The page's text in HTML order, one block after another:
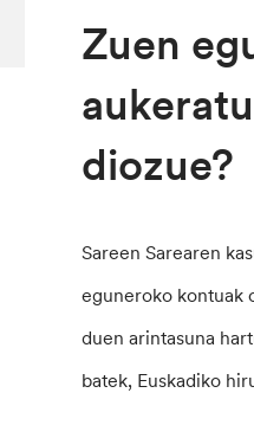
Zuen
diozue?
Sareen Sarearen
eguneroko kontuak
duen arintasuna
batek, Euskadiko